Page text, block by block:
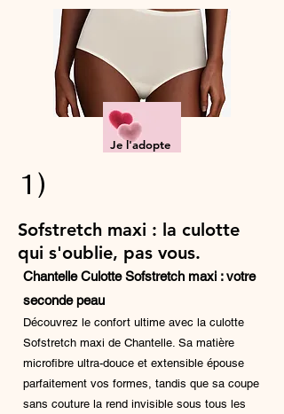
Je l'adopte
1)
Sofstretch maxi : la culotte
qui s'oublie, pas vous.
Chantelle Culotte Sofstretch maxi : votre
seconde peau
Découvrez le confort ultime avec la culotte
Sofstretch maxi de Chantelle. Sa matière
microfibre ultra-douce et extensible épouse
parfaitement vos formes, tandis que sa coupe
sans couture la rend invisible sous tous les